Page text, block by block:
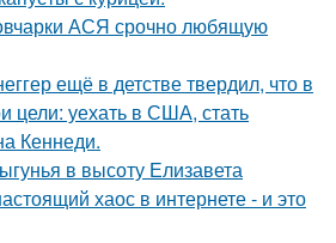
АСЯ срочно любящую
ещё в детстве твердил, что в
цели: уехать в США, стать
Кеннеди.
в высоту Елизавета
хаос в интернете - и это